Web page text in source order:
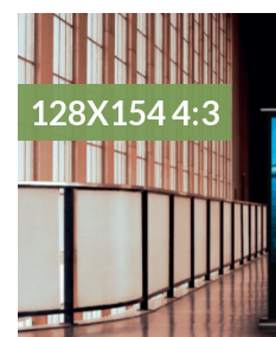
128X154 4:3